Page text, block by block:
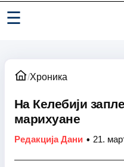
☰
/Хроника
На Келебији
марихуане
Редакција Дани • 21.